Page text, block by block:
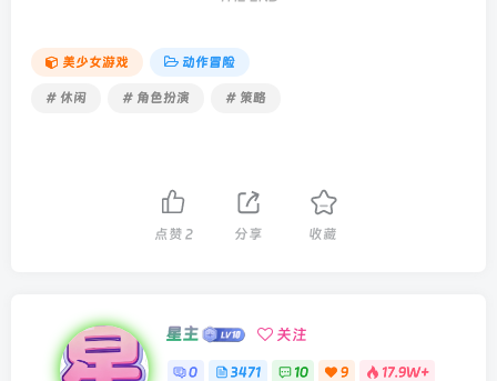
美少女游戏 动作冒险
# 休闲 # 角色扮演 # 策略
点赞 2 分享 收藏
星主 关注
0 3471 10 9 17.9W+